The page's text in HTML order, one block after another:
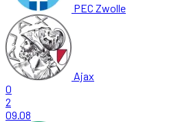
PEC Zwolle
Ajax
0
2
09.08